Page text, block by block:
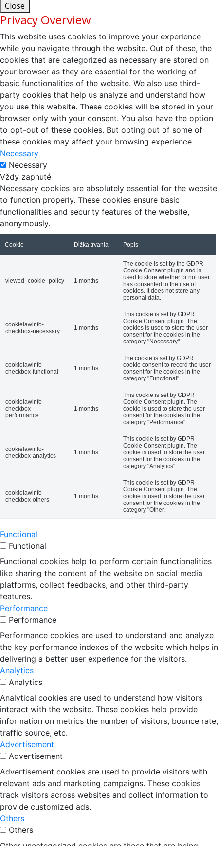
Close
Privacy Overview
This website uses cookies to improve your experience
while you navigate through the website. Out of these, the
cookies that are categorized as necessary are stored on
your browser as they are essential for the working of
basic functionalities of the website. We also use third-
party cookies that help us analyze and understand how
you use this website. These cookies will be stored in your
browser only with your consent. You also have the option
to opt-out of these cookies. But opting out of some of
these cookies may affect your browsing experience.
Necessary
Necessary
Vždy zapnuté
Necessary cookies are absolutely essential for the website
to function properly. These cookies ensure basic
functionalities and security features of the website,
anonymously.
Cookie Dĺžka trvania Popis
viewed_cookie_policy 1 months
The cookie is set by the GDPR
Cookie Consent plugin and is
used to store whether or not user
has consented to the use of
cookies. It does not store any
personal data.
cookielawinfo-
checkbox-necessary
1 months
This cookie is set by GDPR
Cookie Consent plugin. The
cookies is used to store the user
consent for the cookies in the
category "Necessary".
cookielawinfo-
checkbox-functional
1 months
The cookie is set by GDPR
cookie consent to record the user
consent for the cookies in the
category "Functional".
cookielawinfo-
checkbox-
performance
1 months
This cookie is set by GDPR
Cookie Consent plugin. The
cookie is used to store the user
consent for the cookies in the
category "Performance".
cookielawinfo-
checkbox-analytics
1 months
This cookie is set by GDPR
Cookie Consent plugin. The
cookie is used to store the user
consent for the cookies in the
category "Analytics".
cookielawinfo-
checkbox-others
1 months
This cookie is set by GDPR
Cookie Consent plugin. The
cookie is used to store the user
consent for the cookies in the
category "Other.
Functional
Functional
Functional cookies help to perform certain functionalities
like sharing the content of the website on social media
platforms, collect feedbacks, and other third-party
features.
Performance
Performance
Performance cookies are used to understand and analyze
the key performance indexes of the website which helps in
delivering a better user experience for the visitors.
Analytics
Analytics
Analytical cookies are used to understand how visitors
interact with the website. These cookies help provide
information on metrics the number of visitors, bounce rate,
traffic source, etc.
Advertisement
Advertisement
Advertisement cookies are used to provide visitors with
relevant ads and marketing campaigns. These cookies
track visitors across websites and collect information to
provide customized ads.
Others
Others